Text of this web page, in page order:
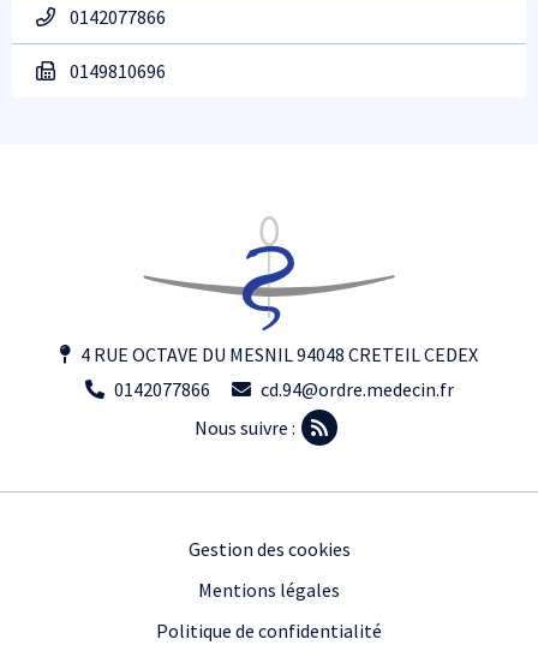
0142077866
0149810696
4 RUE OCTAVE DU MESNIL 94048 CRETEIL CEDEX
0142077866
cd.94@ordre.medecin.fr
Nous suivre :
Gestion des cookies
Mentions légales
Politique de confidentialité